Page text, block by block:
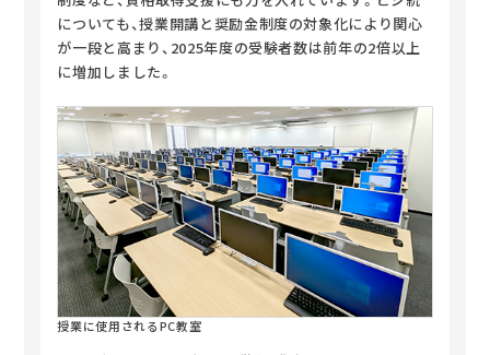
についても、授業開講と奨励金制度の対象化により関心
が一段と高まり、2025年度の受験者数は前年の2倍以上
に増加しました。
授業に使用されるPC教室